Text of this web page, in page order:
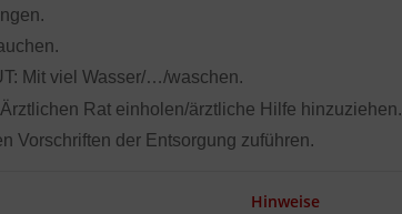
Mit viel Wasser/…/waschen.
Rat einholen/ärztliche Hilfe hinzuziehen.
Vorschriften der Entsorgung zuführen.
Hinweise